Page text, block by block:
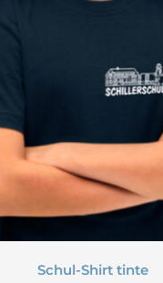
Schul-Shirt tinte